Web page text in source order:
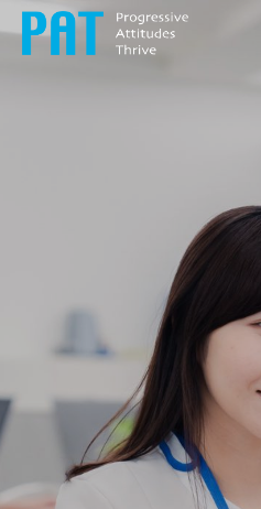
ATTRACTIONS
パットコーポレーションで働く魅力
RECRUITMENT
ストロングポイントで働こう。
NEW GRADUATE
新卒向けのPATコーポレーション